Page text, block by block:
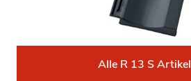
Alle R 13 S Artikel